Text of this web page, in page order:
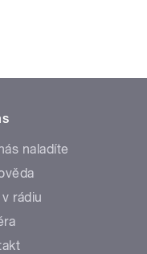
naladíte
rádiu